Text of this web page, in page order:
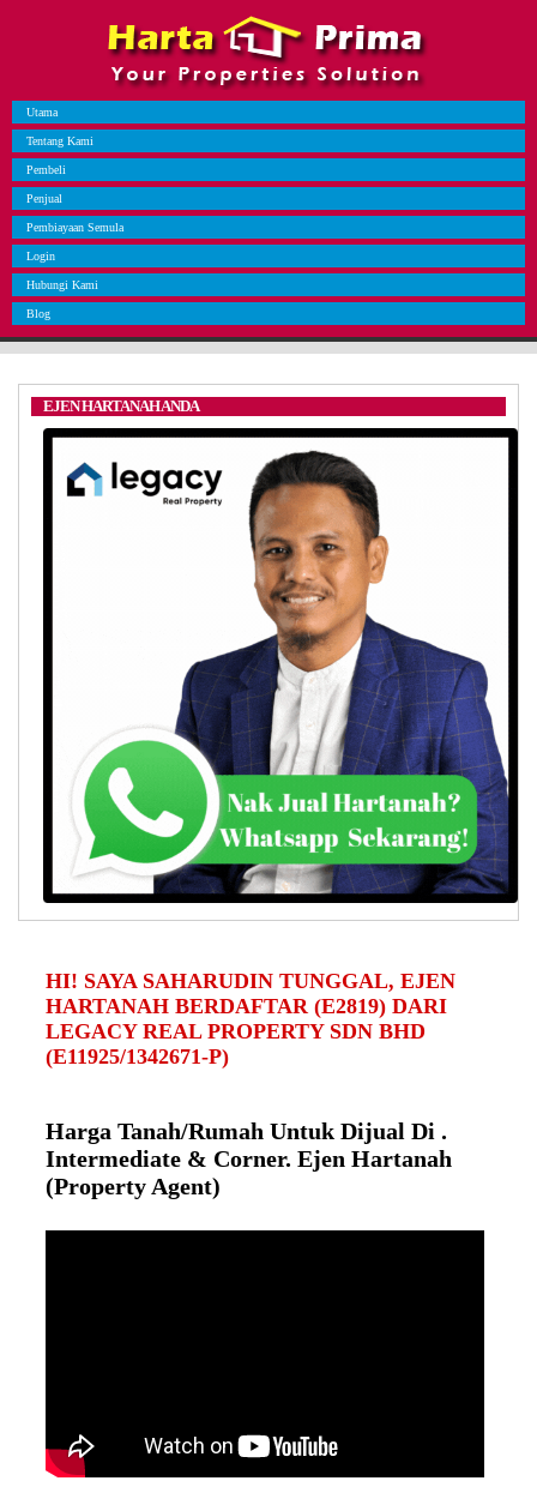
Utama
Tentang Kami
Pembeli
Penjual
Pembiayaan Semula
Login
Hubungi Kami
Blog
EJEN HARTANAH ANDA
HI! SAYA SAHARUDIN TUNGGAL, EJEN
HARTANAH BERDAFTAR (E2819) DARI
LEGACY REAL PROPERTY SDN BHD
(E11925/1342671-P)
Harga Tanah/Rumah Untuk Dijual Di .
Intermediate & Corner. Ejen Hartanah
(Property Agent)